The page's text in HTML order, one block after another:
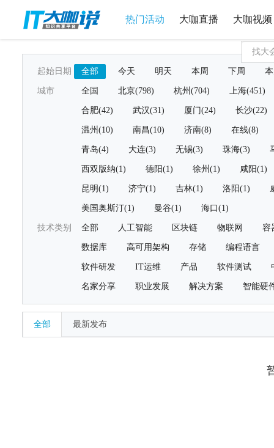
热门活动 大咖直播 大咖视频
起始日期 全部 今天 明天 本周 下周
城市 全国 北京(798) 杭州(704) 上海(451)
合肥(42) 武汉(31) 厦门(24) 长沙(22)
温州(10) 南昌(10) 济南(8) 在线(8)
青岛(4) 大连(3) 无锡(3) 珠海(3)
西双版纳(1) 德阳(1) 徐州(1) 咸阳(1)
昆明(1) 济宁(1) 吉林(1) 洛阳(1)
美国奥斯汀(1) 曼谷(1) 海口(1)
技术类别 全部 人工智能 区块链 物联网 容
数据库 高可用架构 存储 编程语言
软件研发 IT运维 产品 软件测试
名家分享 职业发展 解决方案 智能硬
全部 最新发布